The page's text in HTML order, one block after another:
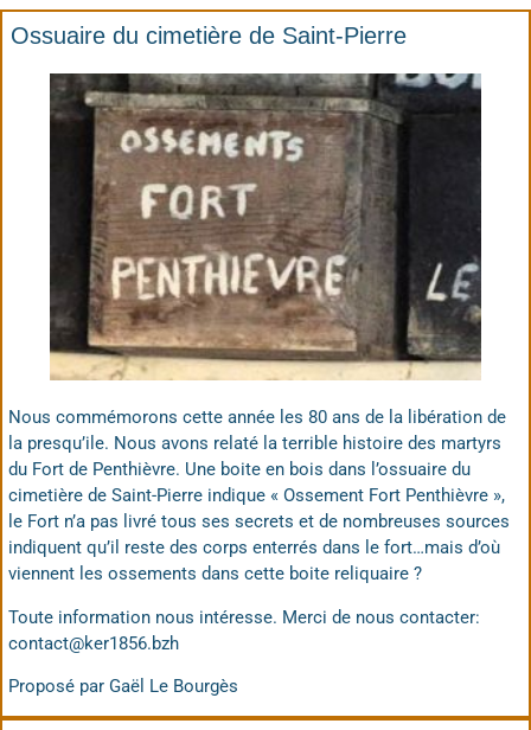
Ossuaire du cimetière de Saint-Pierre
Nous commémorons cette année les 80 ans de la libération de
la presqu’ile. Nous avons relaté la terrible histoire des martyrs
du Fort de Penthièvre. Une boite en bois dans l’ossuaire du
cimetière de Saint-Pierre indique « Ossement Fort Penthièvre »,
le Fort n’a pas livré tous ses secrets et de nombreuses sources
indiquent qu’il reste des corps enterrés dans le fort…mais d’où
viennent les ossements dans cette boite reliquaire ?
Toute information nous intéresse. Merci de nous contacter:
contact@ker1856.bzh
Proposé par Gaël Le Bourgès